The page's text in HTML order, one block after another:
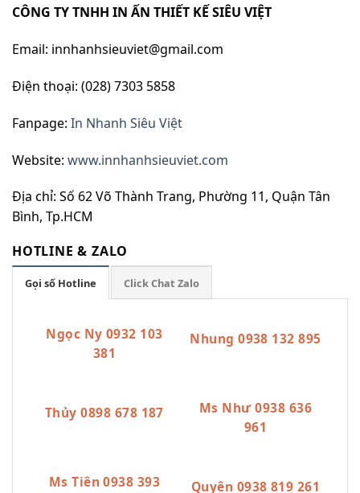
CÔNG TY TNHH IN ẤN THIẾT KẾ SIÊU VIỆT
Email: innhanhsieuviet@gmail.com
Điện thoại: (028) 7303 5858
Fanpage: In Nhanh Siêu Việt
Website: www.innhanhsieuviet.com
Địa chỉ: Số 62 Võ Thành Trang, Phường 11, Quận Tân
Bình, Tp.HCM
HOTLINE & ZALO
Gọi số Hotline Click Chat Zalo
Ngọc Ny 0932 103
381
Nhung 0938 132 895
Thủy 0898 678 187
Ms Như 0938 636
961
Ms Tiên 0938 393
Quyên 0938 819 261